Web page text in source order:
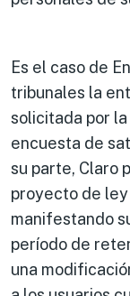
​Es el caso de
tribunales la
solicitada por
encuesta de
su parte, Claro
proyecto de
manifestando
período de
una